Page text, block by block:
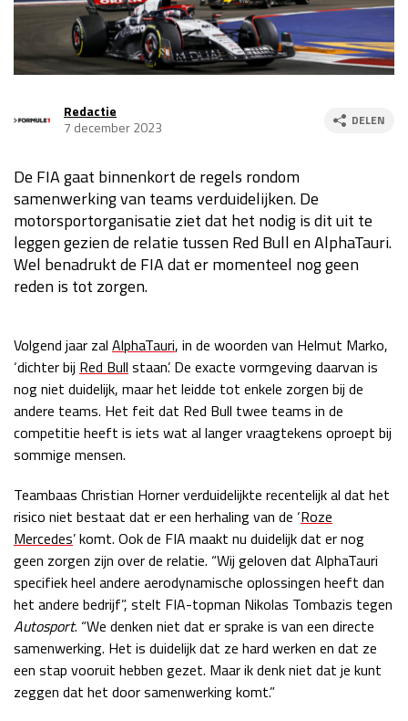
za 13:00 - 15:00
Kwalificatie
za 23:00 - 00:00
Race
zo 21:00 - 23:00
Kwalificatie
za 22:00 - 23:00
Race
zo 21:00 - 23:00
Kwalificatie
za 19:00 - 20:00
Race
zo 18:00 - 20:00
LAS VEGAS GRAND PRIX 2026 20 - 22 nov
Race
zo 05:00 - 07:00
GP QATAR 2026 27 - 29 nov
Kwalificatie
04 - 06 dec
Kwalificatie
za 15:00 - 16:00
Race
zo 14:00 - 16:00
Redactie
7 december 2023
DELEN
De FIA gaat binnenkort de regels rondom
samenwerking van teams verduidelijken. De
motorsportorganisatie ziet dat het nodig is dit uit te
leggen gezien de relatie tussen Red Bull en AlphaTauri.
Wel benadrukt de FIA dat er momenteel nog geen
reden is tot zorgen.
Volgend jaar zal AlphaTauri, in de woorden van Helmut Marko,
‘dichter bij Red Bull staan’. De exacte vormgeving daarvan is
nog niet duidelijk, maar het leidde tot enkele zorgen bij de
andere teams. Het feit dat Red Bull twee teams in de
competitie heeft is iets wat al langer vraagtekens oproept bij
sommige mensen.
Teambaas Christian Horner verduidelijkte recentelijk al dat het
risico niet bestaat dat er een herhaling van de ‘Roze
Mercedes’ komt. Ook de FIA maakt nu duidelijk dat er nog
geen zorgen zijn over de relatie. “Wij geloven dat AlphaTauri
specifiek heel andere aerodynamische oplossingen heeft dan
het andere bedrijf”, stelt FIA-topman Nikolas Tombazis tegen
Autosport. “We denken niet dat er sprake is van een directe
samenwerking. Het is duidelijk dat ze hard werken en dat ze
een stap vooruit hebben gezet. Maar ik denk niet dat je kunt
zeggen dat het door samenwerking komt.”